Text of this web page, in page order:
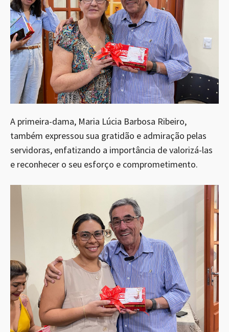
A primeira-dama, Maria Lúcia Barbosa Ribeiro,
também expressou sua gratidão e admiração pelas
servidoras, enfatizando a importância de valorizá-las
e reconhecer o seu esforço e comprometimento.